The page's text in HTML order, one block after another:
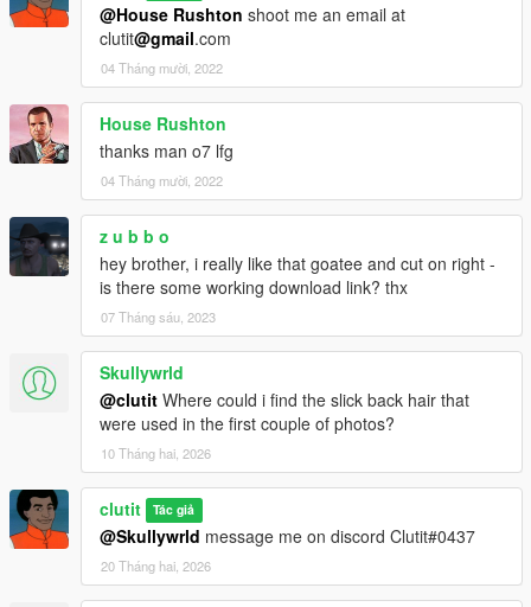
@House Rushton shoot me an email at
clutit@gmail.com
04 Tháng mười, 2022
House Rushton
thanks man o7 lfg
04 Tháng mười, 2022
z u b b o
hey brother, i really like that goatee and cut on right -
is there some working download link? thx
07 Tháng sáu, 2023
Skullywrld
@clutit Where could i find the slick back hair that
were used in the first couple of photos?
10 Tháng hai, 2026
clutit Tác giả
@Skullywrld message me on discord Clutit#0437
20 Tháng hai, 2026